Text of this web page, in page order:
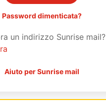
Password dimenticata?
un indirizzo Sunrise mail?
Aiuto per Sunrise mail